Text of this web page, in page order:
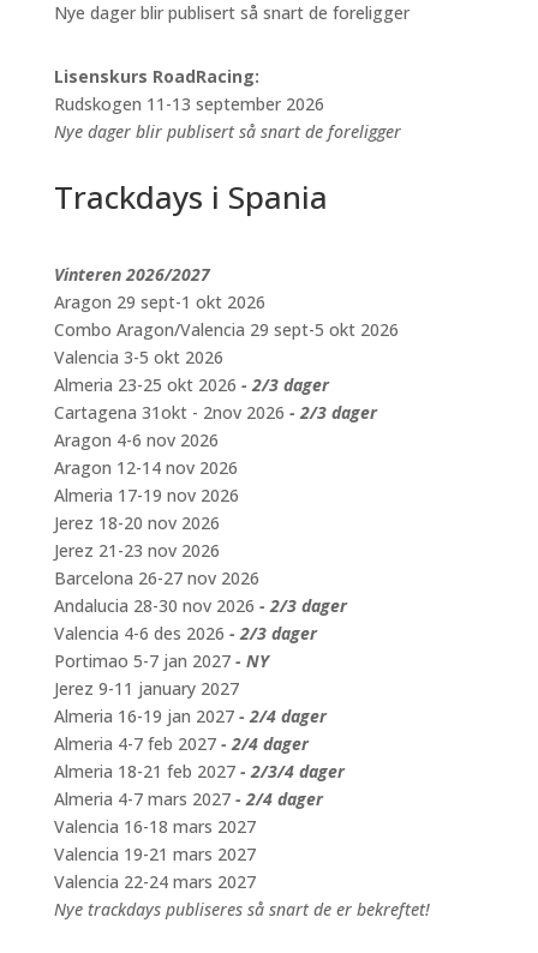
Nye dager blir publisert så snart de foreligger
Lisenskurs RoadRacing:
Rudskogen 11-13 september 2026
Nye dager blir publisert så snart de foreligger
Trackdays i Spania
Vinteren 2026/2027
Aragon 29 sept-1 okt 2026
Combo Aragon/Valencia 29 sept-5 okt 2026
Valencia 3-5 okt 2026
Almeria 23-25 okt 2026 - 2/3 dager
Cartagena 31okt - 2nov 2026 - 2/3 dager
Aragon 4-6 nov 2026
Aragon 12-14 nov 2026
Almeria 17-19 nov 2026
Jerez 18-20 nov 2026
Jerez 21-23 nov 2026
Barcelona 26-27 nov 2026
Andalucia 28-30 nov 2026 - 2/3 dager
Valencia 4-6 des 2026 - 2/3 dager
Portimao 5-7 jan 2027 - NY
Jerez 9-11 january 2027
Almeria 16-19 jan 2027 - 2/4 dager
Almeria 4-7 feb 2027 - 2/4 dager
Almeria 18-21 feb 2027 - 2/3/4 dager
Almeria 4-7 mars 2027 - 2/4 dager
Valencia 16-18 mars 2027
Valencia 19-21 mars 2027
Valencia 22-24 mars 2027
Nye trackdays publiseres så snart de er bekreftet!